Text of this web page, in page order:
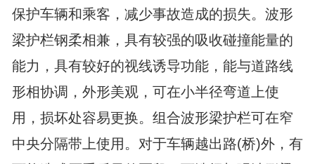
保护车辆和乘客，减少事故造成的损失。波形
梁护栏钢柔相兼，具有较强的吸收碰撞能量的
能力，具有较好的视线诱导功能，能与道路线
形相协调，外形美观，可在小半径弯道上使
用，损坏处容易更换。组合波形梁护栏可在窄
中央分隔带上使用。对于车辆越出路(桥)外，有